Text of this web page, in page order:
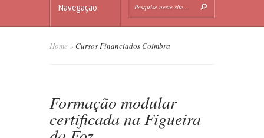
Navegação
Home » Cursos Financiados Coimbra
Formação modular
certificada na Figueira